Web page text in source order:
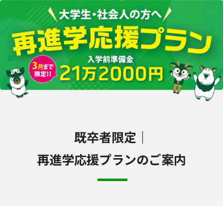
既卒者限定｜
再進学応援プランのご案内